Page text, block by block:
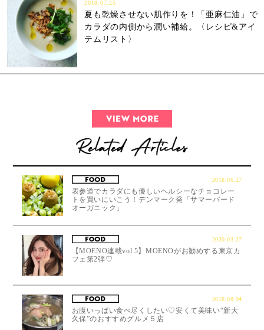
2018.07.25
夏も乾燥させない肌作りを！「亜麻仁油」で
カラダの内側から潤い補給。〈レシピ&アイ
テムリスト〉
2018.06.27
表参道でカラダにも優しいヘルシーなチョコレー
トを買いにいこう！デンマーク発「サマーバード
オーガニック」
2020.03.27
【MOENO連載vol.5】MOENOがお勧めする東京カ
フェ第2弾♡
2018.08.04
お腹いっぱい食べ尽くしたい♡安くて美味い“新大
久保”のおすすめグルメ５店